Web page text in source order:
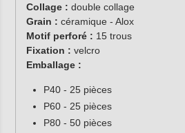
Collage : double collage
Grain : céramique - Alox
Motif perforé : 15 trous
Fixation : velcro
Emballage :
P40 - 25 pièces
P60 - 25 pièces
P80 - 50 pièces